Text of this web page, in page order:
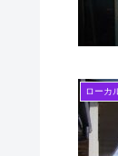
ローカ